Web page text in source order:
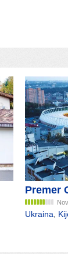
Premer
Ukraina